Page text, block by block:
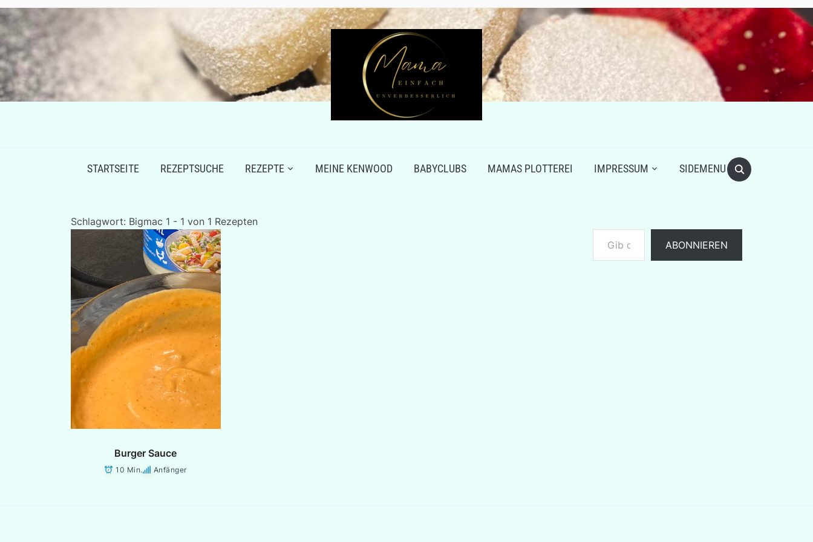
STARTSEITE REZEPTSUCHE REZEPTE MEINE KENWOOD BABYCLUBS MAMAS PLOTTEREI IMPRESSUM SIDEMENU
Schlagwort: Bigmac 1 - 1 von 1 Rezepten
Burger Sauce
10 Min. Anfänger
Gib deine E-Mail-Adresse ein ...
ABONNIEREN